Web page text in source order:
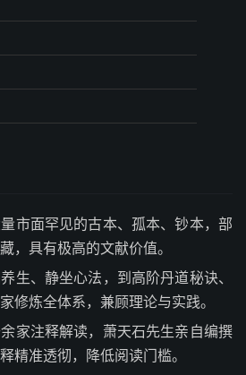
市面罕见的古本、孤本、钞本，部
，具有极高的文献价值。
生、静坐心法，到高阶丹道秘诀、
修炼全体系，兼顾理论与实践。
家注释解读，萧天石先生亲自编撰
精准透彻，降低阅读门槛。